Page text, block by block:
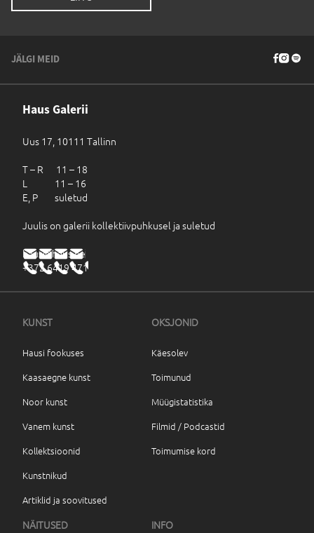
JÄLGI MEID
Haus Galerii
Uus 17, 10111 Tallinn
T – R 11 – 18
L 11 – 16
E, P suletud
Juulis on galerii kollektiivpuhkusel ja suletud
haus@haus.ee
+372 6419 471
KUNST
Hausi fookuses
Kaasaegne kunst
Noor kunst
Vanem kunst
Kollektsioonid
Kunstnikud
Artiklid ja soovitused
OKSJONID
Käesolev
Toimunud
Müügistatistika
Filmid / Podcastid
Toimumise kord
NÄITUSED INFO